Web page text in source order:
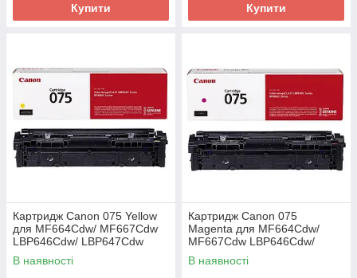
Купити Купити
Картридж Canon 075 Yellow
для MF664Cdw/ MF667Cdw
LBP646Cdw/ LBP647Cdw
(6362C002AA)
В наявності
Картридж Canon 075
Magenta для MF664Cdw/
MF667Cdw LBP646Cdw/
LBP647Cdw (6363C002AA)
В наявності